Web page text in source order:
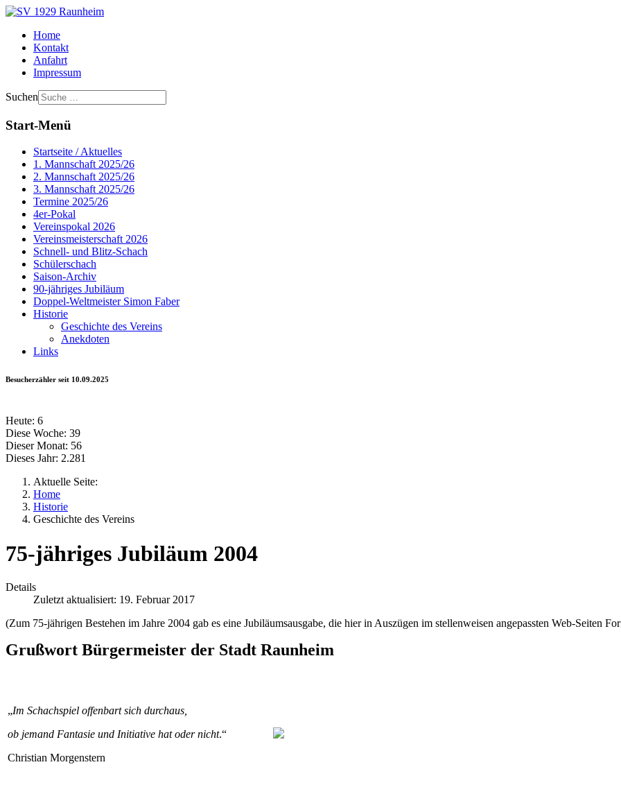
Home
Kontakt
Anfahrt
Impressum
Suchen
Start-Menü
Startseite / Aktuelles
1. Mannschaft 2025/26
2. Mannschaft 2025/26
3. Mannschaft 2025/26
Termine 2025/26
4er-Pokal
Vereinspokal 2026
Vereinsmeisterschaft 2026
Schnell- und Blitz-Schach
Schülerschach
Saison-Archiv
90-jähriges Jubiläum
Doppel-Weltmeister Simon Faber
Historie
Geschichte des Vereins
Anekdoten
Links
Besucherzähler seit 10.09.2025
Heute: 6
Diese Woche: 39
Dieser Monat: 56
Dieses Jahr: 2.281
Aktuelle Seite:
Home
Historie
Geschichte des Vereins
75-jähriges Jubiläum 2004
Details
Zuletzt aktualisiert: 19. Februar 2017
(Zum 75-jährigen Bestehen im Jahre 2004 gab es eine Jubiläumsausgabe, die hier in Auszügen im stellenweisen angepassten Web-Seiten
Grußwort Bürgermeister der Stadt Raunheim
„Im Schachspiel offenbart sich durchaus,
ob jemand Fantasie und Initiative hat oder nicht.“
Christian Morgenstern